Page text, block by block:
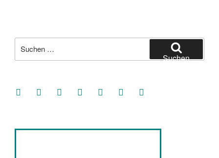
nach:
Suchen
facebooksoundcloud
twitter mastodoninstagramthreads goodreads